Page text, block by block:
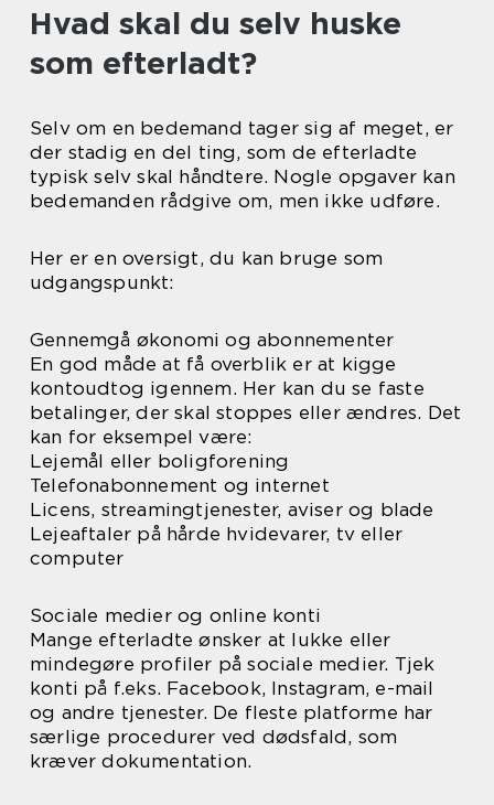
Hvad skal du selv huske
som efterladt?
Selv om en bedemand tager sig af meget, er
der stadig en del ting, som de efterladte
typisk selv skal håndtere. Nogle opgaver kan
bedemanden rådgive om, men ikke udføre.
Her er en oversigt, du kan bruge som
udgangspunkt:
Gennemgå økonomi og abonnementer
En god måde at få overblik er at kigge
kontoudtog igennem. Her kan du se faste
betalinger, der skal stoppes eller ændres. Det
kan for eksempel være:
Lejemål eller boligforening
Telefonabonnement og internet
Licens, streamingtjenester, aviser og blade
Lejeaftaler på hårde hvidevarer, tv eller
computer
Sociale medier og online konti
Mange efterladte ønsker at lukke eller
mindegøre profiler på sociale medier. Tjek
konti på f.eks. Facebook, Instagram, e-mail
og andre tjenester. De fleste platforme har
særlige procedurer ved dødsfald, som
kræver dokumentation.